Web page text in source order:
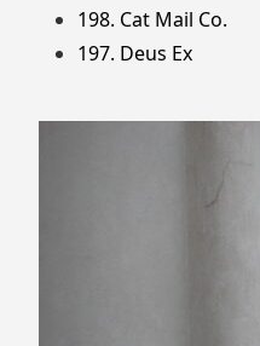
198. Cat Mail Co.
197. Deus Ex